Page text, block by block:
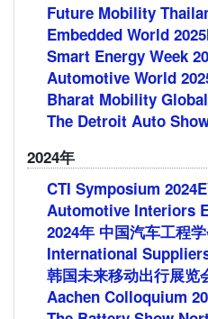
Future Mobility
Embedded World 2025
Smart Energy Week
Automotive World
Bharat Mobility
The Detroit Auto
2024年
CTI Symposium 2024
Automotive Interiors
2024年 中国汽车工程
International
韩国未来移动出行展览
Aachen Colloquium